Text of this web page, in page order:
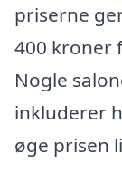
priserne
400 kroner
Nogle
inkluderer
øge prisen